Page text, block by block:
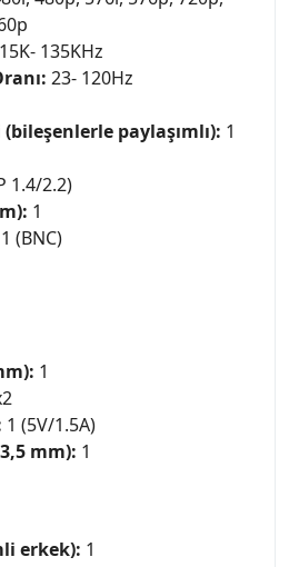
15K- 135KHz
23- 120Hz
paylaşımlı): 1
1.4/2.2)
1
1 (BNC)
1
1 (5V/1.5A)
mm): 1
erkek): 1